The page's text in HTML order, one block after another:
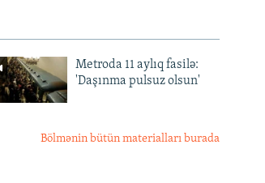
Metroda 11 aylıq fasilə:
'Daşınma pulsuz olsun'
Bölmənin bütün materialları burada